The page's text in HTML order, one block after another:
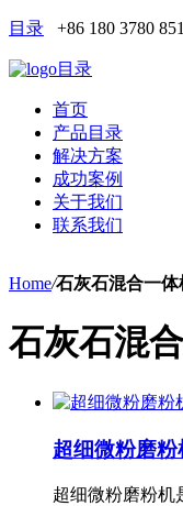
目录 +86 180 3780
目录
首页
产品目录
解决方案
成功案例
关于我们
联系我们
Home/石灰石混合一体
石灰石混
超细微粉磨粉
超细微粉磨粉机